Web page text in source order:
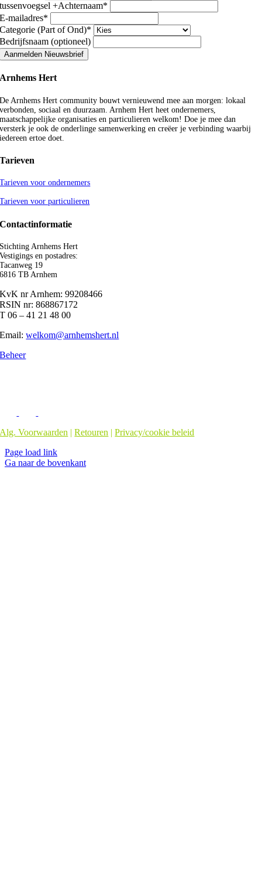
tussenvoegsel +Achternaam*
E-mailadres*
Categorie (Part of Ond)*
Bedrijfsnaam (optioneel)
Aanmelden Nieuwsbrief
Arnhems Hert
De Arnhems Hert community bouwt vernieuwend mee aan morgen: lokaal
verbonden, sociaal en duurzaam. Arnhem Hert heet ondernemers,
maatschappelijke organisaties en particulieren welkom! Doe je mee dan
versterk je ook de onderlinge samenwerking en creëer je verbinding waarbij
iedereen ertoe doet.
Tarieven
Tarieven voor ondernemers
Tarieven voor particulieren
Contactinformatie
Stichting Arnhems Hert
Vestigings en postadres:
Tacanweg 19
6816 TB Arnhem
KvK nr Arnhem: 99208466
RSIN nr: 868867172
T 06 – 41 21 48 00
Email:welkom@arnhemshert.nl
Beheer
Alg. Voorwaarden |Retouren |Privacy/cookie beleid
Page load link
Ga naar de bovenkant